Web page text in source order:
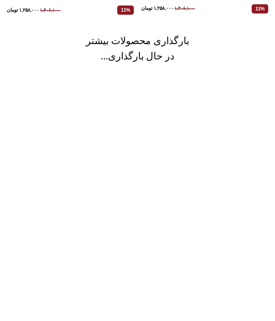
11% ۱,۴۰۶,۱۰۰ ۱,۲۵۸,۰۰۰ تومان 11% ۱,۴۰۶,۱۰۰ ۱,۲۵۸,۰۰۰ تومان
بارگذاری محصولات بیشتر
در حال بارگذاری...